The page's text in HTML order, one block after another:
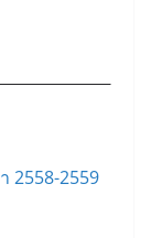
2558-2559